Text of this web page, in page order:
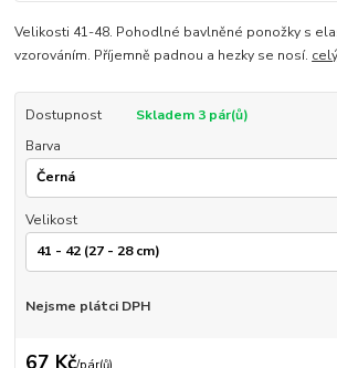
Velikosti 41-48. Pohodlné bavlněné ponožky s
vzorováním. Příjemně padnou a hezky se nosí.
Dostupnost
Skladem 3 pár(ů)
Barva
Velikost
Nejsme plátci DPH
67 Kč